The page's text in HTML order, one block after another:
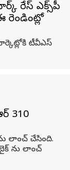
రేస్ ఎక్స్‌పీ
రెండింట్లో
టీవీఎస్
310
లాంచ్ చేసింది.
ను లాంచ్